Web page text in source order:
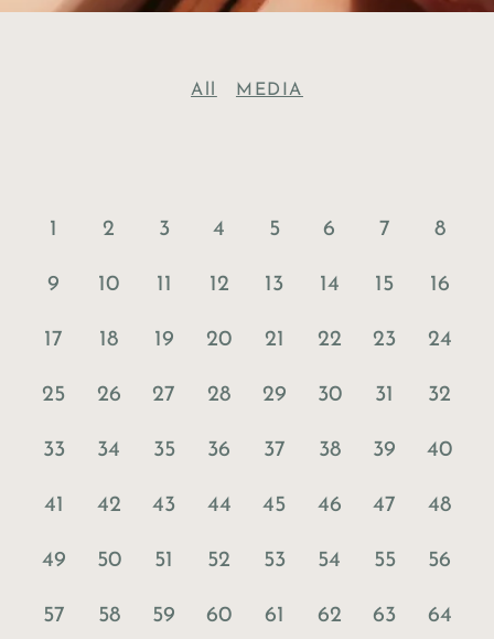
All MEDIA
1 2 3 4 5 6 7 8
9 10 11 12 13 14 15 16
17 18 19 20 21 22 23 24
25 26 27 28 29 30 31 32
33 34 35 36 37 38 39 40
41 42 43 44 45 46 47 48
49 50 51 52 53 54 55 56
57 58 59 60 61 62 63 64